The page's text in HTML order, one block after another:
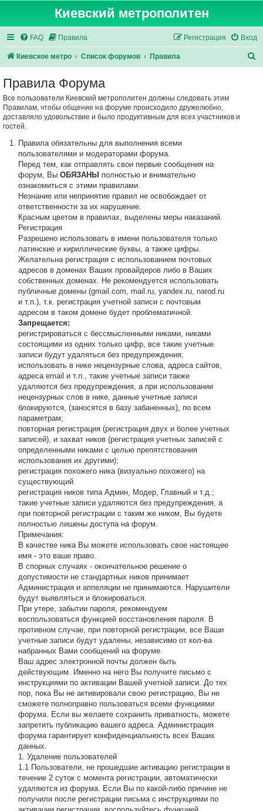
Киевский метрополитен
FAQ Правила Вход
Регистрация
Киевское метро Список форумов Правила
Правила Форума
Все пользователи Киевский метрополитен должны следовать этим
Правилам, чтобы общение на форуме происходило дружелюбно,
доставляло удовольствие и было продуктивным для всех участников и
гостей.
Правила обязательны для выполнения всеми
пользователями и модераторами форума.
Перед тем, как отправлять свои первые сообщения на
форум, ВыОБЯЗАНЫ полностью и внимательно
ознакомиться с этими правилами.
Незнание или непринятие правил не освобождает от
ответственности за их нарушение.
Красным цветом в правилах, выделены меры наказаний.
Регистрация
Разрешено использовать в имени пользователя только
латинские и кириллические буквы, а также цифры.
Желательна регистрация с использованием почтовых
адресов в доменах Ваших провайдеров либо в Ваших
собственных доменах. Не рекомендуется использовать
публичные домены (gmail.com, mail.ru, yandex.ru, narod.ru
и т.п.), т.к. регистрация учетной записи с почтовым
адресом в таком домене будет проблематичной.
Запрещается:
регистрироваться с бессмысленными никами, никами
состоящими из одних только цифр, все такие учетные
записи будут удаляться без предупреждения;
использовать в нике нецензурные слова, адреса сайтов,
адреса email и т.п., такие учетные записи также
удаляются без предупреждения, а при использовании
нецензурных слов в нике, данные учетные записи
блокируются, (заносятся в базу забаненных), по всем
параметрам;
повторная регистрация (регистрация двух и более учетных
записей), и захват ников (регистрация учетных записей с
определенными никами с целью препятствования
использования их другими);
регистрация похожего ника (визуально похожего) на
существующий.
регистрация ников типа Админ, Модер, Главный и т.д.;
такие учетные записи удаляются без предупреждения, а
при повторной регистрации с таким же ником, Вы будете
полностью лишены доступа на форум.
Примечания:
В качестве ника Вы можете использовать свое настоящее
имя - это ваше право.
В спорных случаях - окончательное решение о
допустимости не стандартных ников принимает
Администрация и аппеляции не принимаются. Нарушители
будут выявляться и блокироваться.
При утере, забытии пароля, рекомендуем
воспользоваться функцией восстановления пароля. В
противном случае, при повторной регистрации, все Ваши
учетные записи будут удалены, независимо от кол-ва
набранных Вами сообщений на форуме.
Ваш адрес электронной почты должен быть
действующим. Именно на него Вы получите письмо с
инструкциями по активации Вашей учетной записи. До тех
пор, пока Вы не активировали свою регистрацию, Вы не
сможете полноправно пользоваться всеми функциями
форума. Если вы желаете сохранить приватность, можете
запретить публикацию вашего адреса. Администрация
форума гарантирует конфиденциальность всех Ваших
данных.
1. Удаление пользователей
1.1 Пользователи, не прошедшие активацию регистрации в
течение 2 суток с момента регистрации, автоматически
удаляются из форума. Если Вы по какой-либо причине не
получили после регистрации письма с инструкциями по